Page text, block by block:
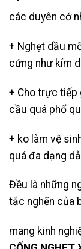
các duyên cớ
+ Nghẹt dầu
cứng như kím
+ Cho trực tiếp
cầu quá phổ
+ ko làm vệ
quá đa dạng
Đều là những
tắc nghẽn của
mang kinh